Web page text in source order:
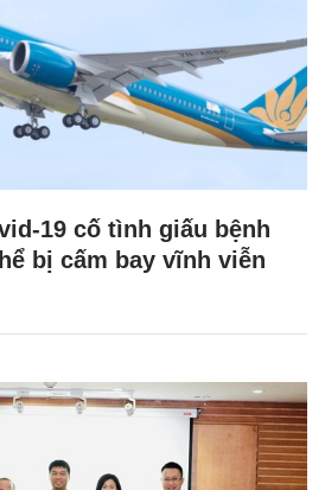
19 cố tình giấu bệnh
bị cấm bay vĩnh viễn